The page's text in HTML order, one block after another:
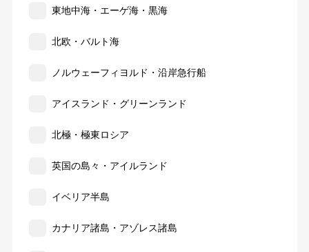
東地中海・エーゲ海・黒海
北欧・バルト海
ノルウェーフィヨルド・沿岸急行船
アイスランド・グリーンランド
北極・極東ロシア
英国の島々・アイルランド
イベリア半島
カナリア諸島・アゾレス諸島